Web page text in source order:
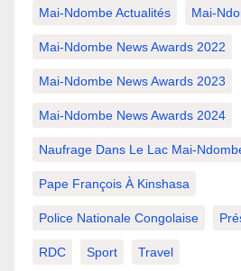
Mai-Ndombe Actualités Mai-
Mai-Ndombe News Awards 2022
Mai-Ndombe News Awards 2023
Mai-Ndombe News Awards 2024
Naufrage Dans Le Lac Mai-
Pape François À Kinshasa
Police Nationale Congolaise
RDC Sport Travel